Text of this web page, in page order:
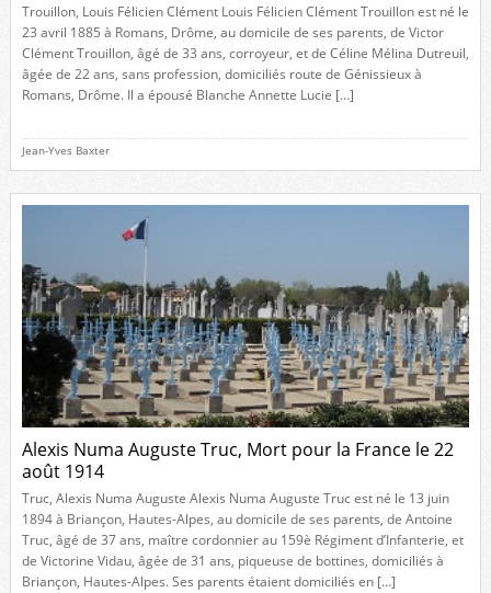
Trouillon, Louis Félicien Clément Louis Félicien Clément Trouillon est né le
23 avril 1885 à Romans, Drôme, au domicile de ses parents, de Victor
Clément Trouillon, âgé de 33 ans, corroyeur, et de Céline Mélina Dutreuil,
âgée de 22 ans, sans profession, domiciliés route de Génissieux à
Romans, Drôme. Il a épousé Blanche Annette Lucie […]
Jean-Yves Baxter
Alexis Numa Auguste Truc, Mort pour la France le 22
août 1914
Truc, Alexis Numa Auguste Alexis Numa Auguste Truc est né le 13 juin
1894 à Briançon, Hautes-Alpes, au domicile de ses parents, de Antoine
Truc, âgé de 37 ans, maître cordonnier au 159è Régiment d’Infanterie, et
de Victorine Vidau, âgée de 31 ans, piqueuse de bottines, domiciliés à
Briançon, Hautes-Alpes. Ses parents étaient domiciliés en […]